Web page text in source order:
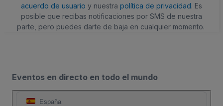
acuerdo de usuario y nuestra política de privacidad. Es
posible que recibas notificaciones por SMS de nuestra
parte, pero puedes darte de baja en cualquier momento.
Eventos en directo en todo el mundo
España